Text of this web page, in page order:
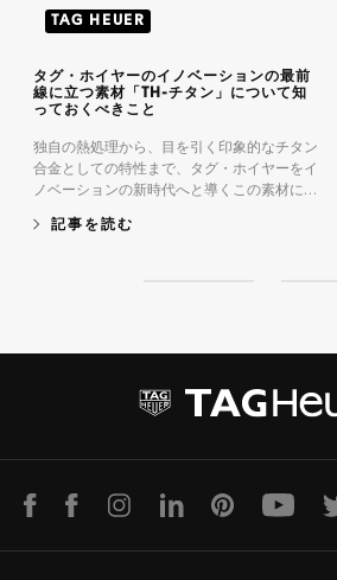
タグ・ホイヤーのイノベーションの最前
線に立つ素材「TH-チタン」について知
っておくべきこと
独自の熱処理から、目を引く印象的なチタン
合金としての特性まで、タグ・ホイヤーをイ
ノベーションの新時代へと導くこの素材につ
記事を読む
TAG HEUER
d
1
LINE Facebook InstagramLinkedInPinterest